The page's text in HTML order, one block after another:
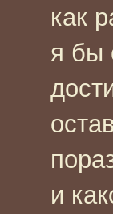
как
я бы
и